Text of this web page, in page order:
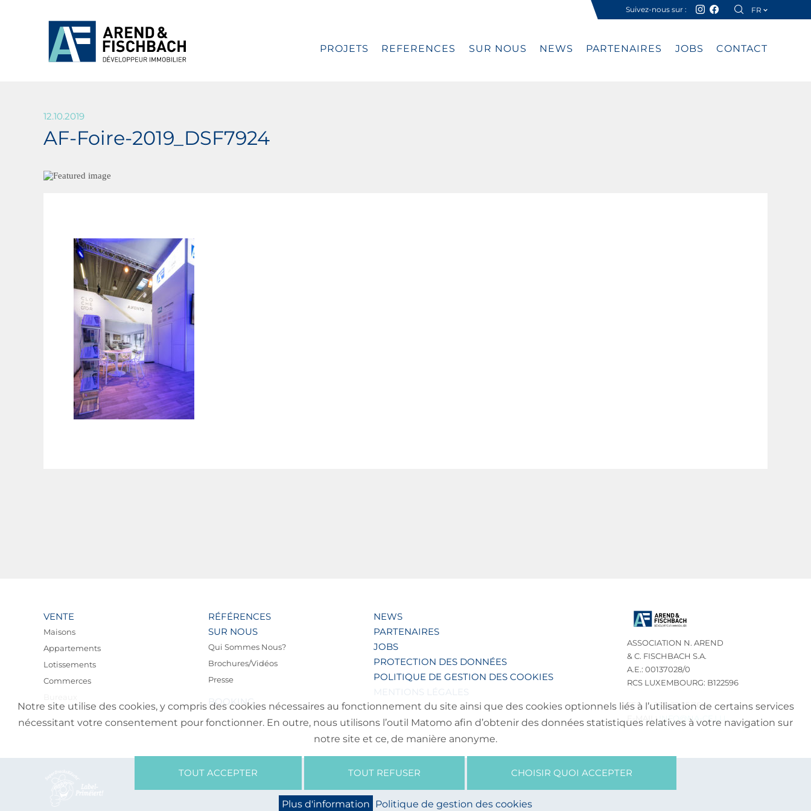
Suivez-nous sur : FR
PROJETS REFERENCES SUR NOUS NEWS PARTENAIRES JOBS CONTACT
12.10.2019
AF-Foire-2019_DSF7924
VENTE
Maisons
Appartements
Lotissements
Commerces
RÉFÉRENCES
SUR NOUS
Qui Sommes Nous?
Brochures/Vidéos
Presse
BOOKING
NEWS
PARTENAIRES
JOBS
PROTECTION DES DONNÉES
POLITIQUE DE GESTION DES COOKIES
MENTIONS LÉGALES
ASSOCIATION N. AREND
& C. FISCHBACH S.A.
A.E.: 00137028/0
RCS LUXEMBOURG: B122596
TEL.: (+352) 32 75 76
E-MAIL:
INFO@NA-CF.LU
Notre site utilise des cookies, y compris des cookies nécessaires au fonctionnement du site ainsi que des cookies optionnels liés à l’utilisation de certains services
nécessitant votre consentement pour fonctionner. En outre, nous utilisons l’outil Matomo afin d’obtenir des données statistiques relatives à votre navigation sur
notre site et ce, de manière anonyme.
TOUT ACCEPTER TOUT REFUSER CHOISIR QUOI ACCEPTER
Plus d'information Politique de gestion des cookies